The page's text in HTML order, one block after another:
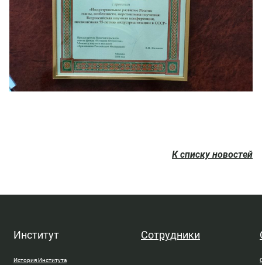
К списку новостей
Институт
История Института
Сотрудники